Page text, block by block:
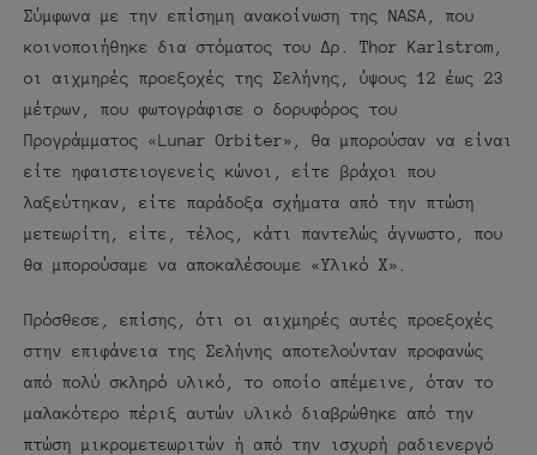
Σύμφωνα με την επίσημη ανακοίνωση της NASA, που
κοινοποιήθηκε δια στόματος του Δρ. Thor Karlstrom,
οι αιχμηρές προεξοχές της Σελήνης, ύψους 12 έως 23
μέτρων, που φωτογράφισε ο δορυφόρος του
Προγράμματος «Lunar Orbiter», θα μπορούσαν να είναι
είτε ηφαιστειογενείς κώνοι, είτε βράχοι που
λαξεύτηκαν, είτε παράδοξα σχήματα από την πτώση
μετεωρίτη, είτε, τέλος, κάτι παντελώς άγνωστο, που
θα μπορούσαμε να αποκαλέσουμε «Υλικό Χ».
Πρόσθεσε, επίσης, ότι οι αιχμηρές αυτές προεξοχές
στην επιφάνεια της Σελήνης αποτελούνταν προφανώς
από πολύ σκληρό υλικό, το οποίο απέμεινε, όταν το
μαλακότερο πέριξ αυτών υλικό διαβρώθηκε από την
πτώση μικρομετεωριτών ή από την ισχυρή ραδιενεργό